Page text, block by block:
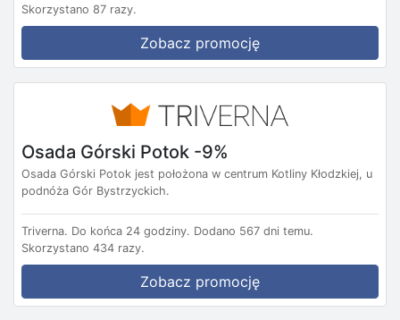
Skorzystano 87 razy.
Zobacz promocję
Osada Górski Potok -9%
Osada Górski Potok jest położona w centrum Kotliny Kłodzkiej, u
podnóża Gór Bystrzyckich.
Triverna. Do końca 24 godziny. Dodano 567 dni temu.
Skorzystano 434 razy.
Zobacz promocję